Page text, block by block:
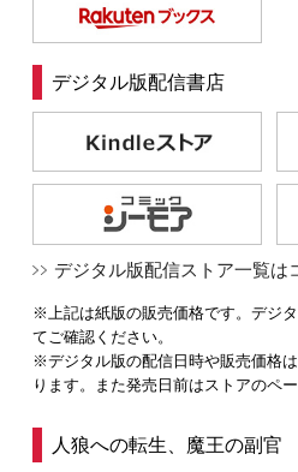
デジタル版配信書店
デジタル版配信ストア一覧は
※上記は紙版の販売価格です。デジ
てご確認ください。
※デジタル版の配信日時や販売価格
ります。また発売日前はストアのペ
人狼への転生、魔王の副官